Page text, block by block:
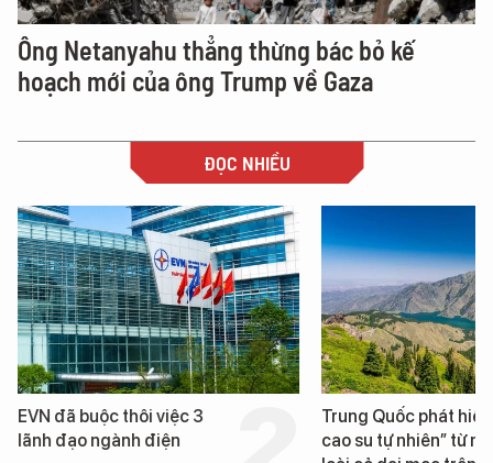
Ông Netanyahu thẳng thừng bác bỏ kế
hoạch mới của ông Trump về Gaza
ĐỌC NHIỀU
đã buộc thôi việc 3
đạo ngành điện
Trung Quốc phát hiện
cao su tự nhiên” từ một